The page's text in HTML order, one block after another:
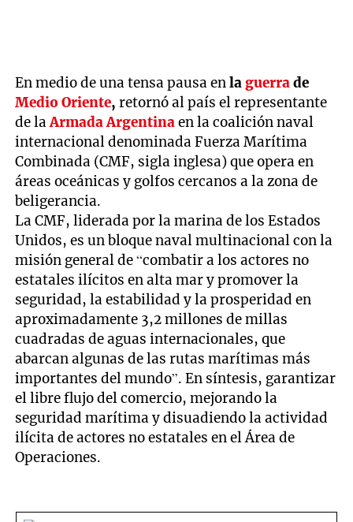
En medio de una tensa pausa enlaguerrade
Medio Oriente, retornó al país el representante
de laArmada Argentinaen la coalición naval
internacional denominada Fuerza Marítima
Combinada (CMF, sigla inglesa) que opera en
áreas oceánicas y golfos cercanos a la zona de
beligerancia.
La CMF, liderada por la marina de los Estados
Unidos, es un bloque naval multinacional con la
misión general de “combatir a los actores no
estatales ilícitos en alta mar y promover la
seguridad, la estabilidad y la prosperidad en
aproximadamente 3,2 millones de millas
cuadradas de aguas internacionales, que
abarcan algunas de las rutas marítimas más
importantes del mundo”. En síntesis, garantizar
el libre flujo del comercio, mejorando la
seguridad marítima y disuadiendo la actividad
ilícita de actores no estatales en el Área de
Operaciones.